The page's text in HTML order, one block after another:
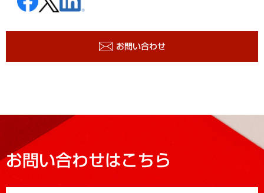
お問い合わせ
お問い合わせはこちら